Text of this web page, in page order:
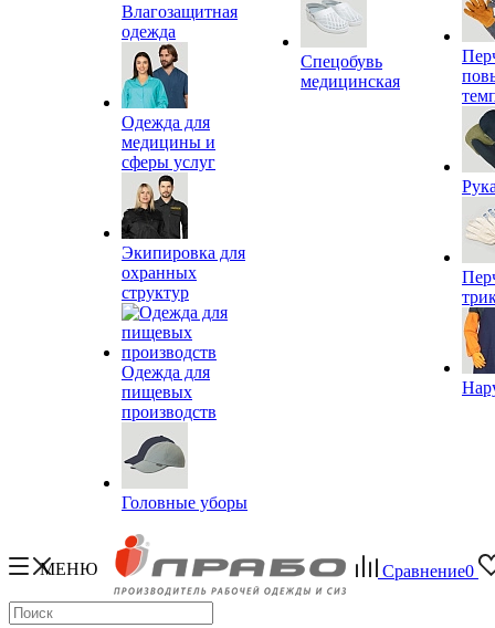
Влагозащитная
одежда
Одежда для
медицины и
сферы услуг
Экипировка для
охранных
структур
Одежда для
пищевых
производств
Головные уборы
Спецобувь
медицинская
МЕНЮ Сравнение0